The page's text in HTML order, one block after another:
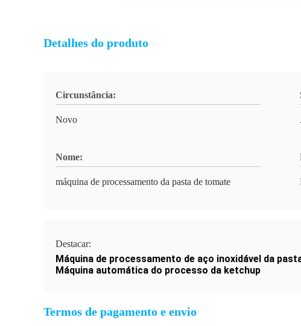
Detalhes do produto
Circunstância:
Novo
Nome:
máquina de processamento da pasta de tomate
Destacar:
Máquina de processamento de aço inoxidável da
Máquina automática do processo da ketchup
Termos de pagamento e envio